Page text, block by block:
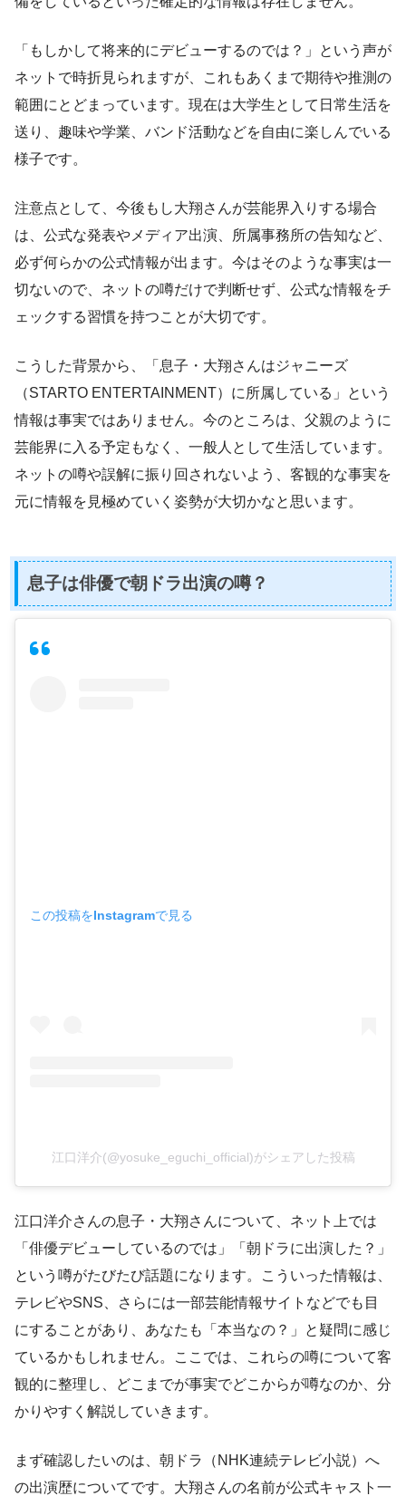
「もしかして将来的にデビューするのでは？」という声が
ネットで時折見られますが、これもあくまで期待や推測の
範囲にとどまっています。現在は大学生として日常生活を
送り、趣味や学業、バンド活動などを自由に楽しんでいる
様子です。
注意点として、今後もし大翔さんが芸能界入りする場合
は、公式な発表やメディア出演、所属事務所の告知など、
必ず何らかの公式情報が出ます。今はそのような事実は一
切ないので、ネットの噂だけで判断せず、公式な情報をチ
ェックする習慣を持つことが大切です。
こうした背景から、「息子・大翔さんはジャニーズ
（STARTO ENTERTAINMENT）に所属している」という
情報は事実ではありません。今のところは、父親のように
芸能界に入る予定もなく、一般人として生活しています。
ネットの噂や誤解に振り回されないよう、客観的な事実を
元に情報を見極めていく姿勢が大切かなと思います。
息子は俳優で朝ドラ出演の噂？
この投稿をInstagramで見る
江口洋介(@yosuke_eguchi_official)がシェアした投稿
江口洋介さんの息子・大翔さんについて、ネット上では
「俳優デビューしているのでは」「朝ドラに出演した？」
という噂がたびたび話題になります。こういった情報は、
テレビやSNS、さらには一部芸能情報サイトなどでも目
にすることがあり、あなたも「本当なの？」と疑問に感じ
ているかもしれません。ここでは、これらの噂について客
観的に整理し、どこまでが事実でどこからが噂なのか、分
かりやすく解説していきます。
まず確認したいのは、朝ドラ（NHK連続テレビ小説）へ
の出演歴についてです。大翔さんの名前が公式キャスト一